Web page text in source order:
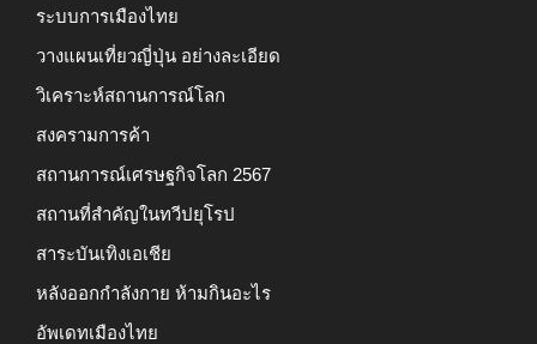
ระบบการเมืองไทย
วางแผนเที่ยวญี่ปุ่น อย่างละเอียด
วิเคราะห์สถานการณ์โลก
สงครามการค้า
สถานการณ์เศรษฐกิจโลก 2567
สถานที่สำคัญในทวีปยุโรป
สาระบันเทิงเอเชีย
หลังออกกําลังกาย ห้ามกินอะไร
อัพเดทเมืองไทย